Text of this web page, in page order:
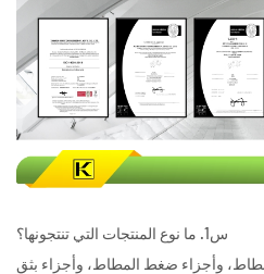
س1. ما نوع المنتجات التي تنتجونها؟
وأجزاء ضغط المطاط، وأجزاء بثق